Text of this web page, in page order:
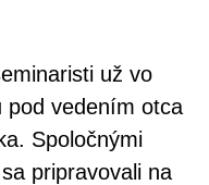
už vo
pod vedením otca
Spoločnými
pripravovali na